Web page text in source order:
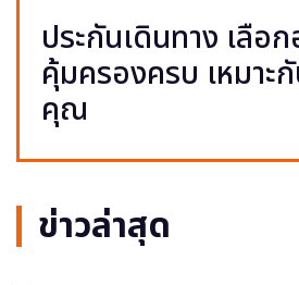
ประกันเดินทาง เลือก
คุ้มครองครบ เหมาะ
คุณ
ข่าวล่าสุด